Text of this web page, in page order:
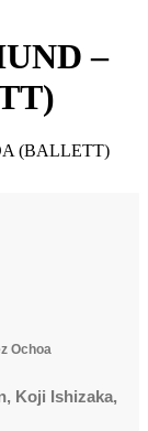
–
(BALLETT)
Ochoa
Koji Ishizaka,